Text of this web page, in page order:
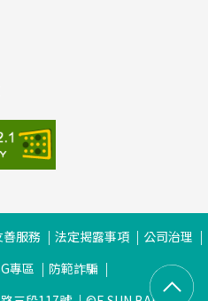
服務 法定揭露事項
公司治理
專區
防範詐騙